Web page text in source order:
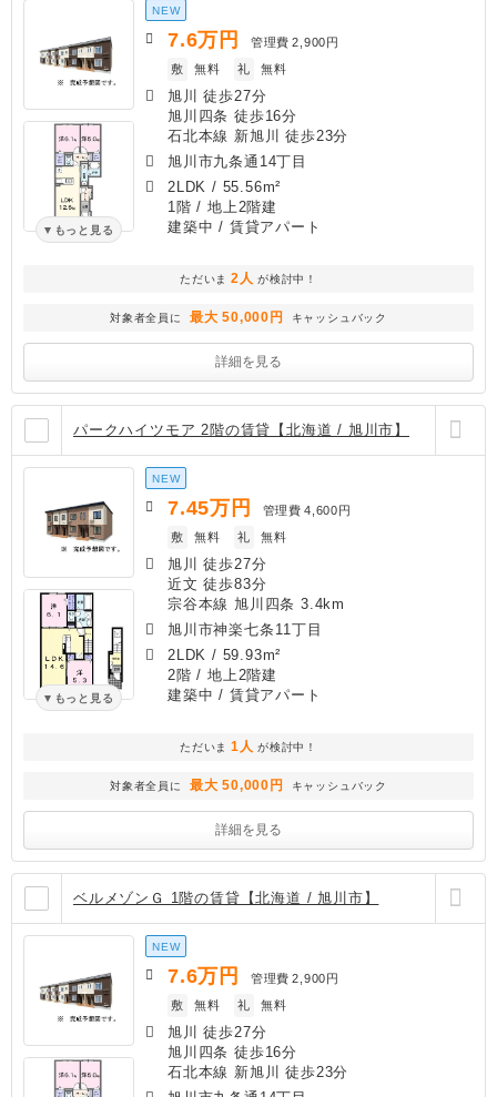
もっと見る
NEW
7.6万円 管理費 2,900円
敷
無料 礼 無料
旭川 徒歩27分
旭川四条 徒歩16分
石北本線 新旭川 徒歩23分
旭川市九条通14丁目
2LDK / 55.56m²
1階 / 地上2階建
建築中 / 賃貸アパート
ただいま 2人 が検討中！
対象者全員に 最大 50,000円 キャッシュバック
詳細を見る
パークハイツモア 2階の賃貸【北海道 / 旭川市】
もっと見る
NEW
7.45万円 管理費 4,600円
敷
無料 礼 無料
旭川 徒歩27分
近文 徒歩83分
宗谷本線 旭川四条 3.4km
旭川市神楽七条11丁目
2LDK / 59.93m²
2階 / 地上2階建
建築中 / 賃貸アパート
ただいま 1人 が検討中！
対象者全員に 最大 50,000円 キャッシュバック
詳細を見る
ベルメゾンＧ 1階の賃貸【北海道 / 旭川市】
NEW
7.6万円 管理費 2,900円
敷
無料 礼 無料
旭川 徒歩27分
旭川四条 徒歩16分
石北本線 新旭川 徒歩23分